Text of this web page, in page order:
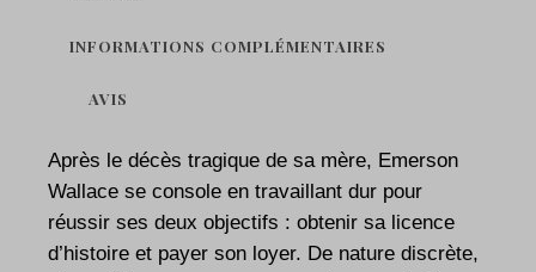
INFORMATIONS COMPLÉMENTAIRES
AVIS
Après le décès tragique de sa mère, Emerson
Wallace se console en travaillant dur pour
réussir ses deux objectifs : obtenir sa licence
d’histoire et payer son loyer. De nature discrète,